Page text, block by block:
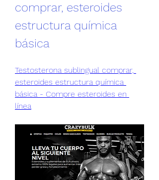
comprar, esteroides
estructura química
básica
Testosterona sublingual comprar,
esteroides estructura química
básica - Compre esteroides en
línea